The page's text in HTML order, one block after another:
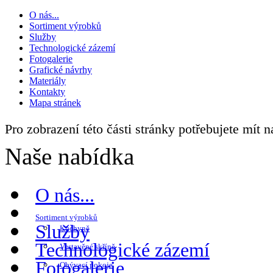
O nás...
Sortiment výrobků
Služby
Technologické zázemí
Fotogalerie
Grafické návrhy
Materiály
Kontakty
Mapa stránek
Pro zobrazení této části stránky potřebujete mít
Naše nabídka
O nás...
Sortiment výrobků
Kuchyně
Vestavěné skříně
Obývací pokoje
Služby
Technologické zázemí
Fotogalerie